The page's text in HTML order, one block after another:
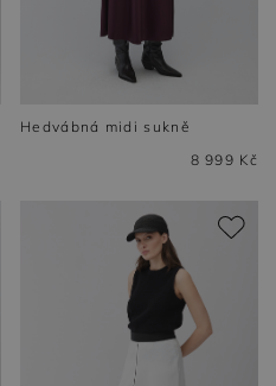
Hedvábná midi sukně
8 999 Kč